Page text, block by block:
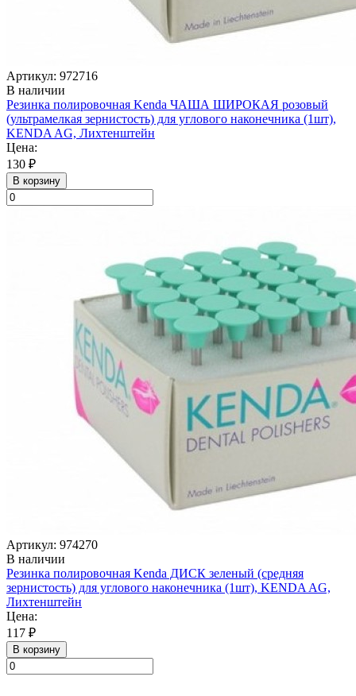
Артикул: 972716
В наличии
Резинка полировочная Kenda ЧАША ШИРОКАЯ розовый
(ультрамелкая зернистость) для углового наконечника (1шт),
KENDA AG, Лихтенштейн
Цена:
130 ₽
В корзину
Артикул: 974270
В наличии
Резинка полировочная Kenda ДИСК зеленый (средняя
зернистость) для углового наконечника (1шт), KENDA AG,
Лихтенштейн
Цена:
117 ₽
В корзину